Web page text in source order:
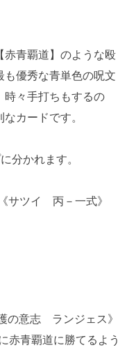
赤青覇道】のような殴
も優秀な青単色の呪文
時々手打ちもするの
カードです。
分かれます。
《サツイ 丙－一式》
の意志 ランジェス》
赤青覇道に勝てるよう